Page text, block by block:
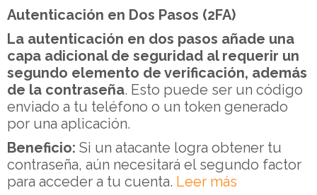
Autenticación en Dos Pasos (2FA)
La autenticación en dos pasos añade una
capa adicional de seguridad al requerir un
segundo elemento de verificación, además
de la contraseña. Esto puede ser un código
enviado a tu teléfono o un token generado
por una aplicación.
Beneficio: Si un atacante logra obtener tu
contraseña, aún necesitará el segundo factor
para acceder a tu cuenta. Leer más